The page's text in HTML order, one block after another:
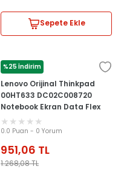
Sepete Ekle
%25 İndirim
LENOVO
Lenovo Orijinal Thinkpad
00HT633 DC02C008720
Notebook Ekran Data Flex
Kablosu
0.0 Puan - 0 Yorum
951,06 TL
1.268,08TL